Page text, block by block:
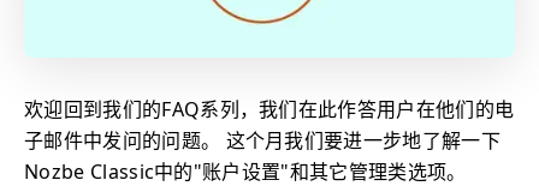
欢迎回到我们的FAQ系列，我们在此作答用户在他们的电
子邮件中发问的问题。 这个月我们要进一步地了解一下
Nozbe Classic中的"账户设置"和其它管理类选项。